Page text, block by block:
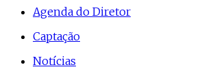
Agenda do Diretor
Captação
Notícias